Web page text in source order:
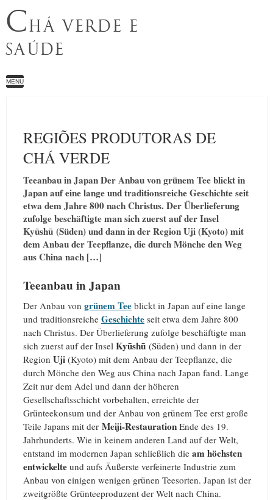
CHÁ VERDE E
SAÚDE
MENU
REGIÕES PRODUTORAS DE
CHÁ VERDE
Teeanbau in Japan Der Anbau von grünem Tee blickt in
Japan auf eine lange und traditionsreiche Geschichte seit
etwa dem Jahre 800 nach Christus. Der Überlieferung
zufolge beschäftigte man sich zuerst auf der Insel
Kyūshū (Süden) und dann in der Region Uji (Kyoto) mit
dem Anbau der Teepflanze, die durch Mönche den Weg
aus China nach […]
Teeanbau in Japan
Der Anbau von grünem Tee blickt in Japan auf eine lange
und traditionsreiche Geschichte seit etwa dem Jahre 800
nach Christus. Der Überlieferung zufolge beschäftigte man
sich zuerst auf der Insel Kyūshū (Süden) und dann in der
Region Uji (Kyoto) mit dem Anbau der Teepflanze, die
durch Mönche den Weg aus China nach Japan fand. Lange
Zeit nur dem Adel und dann der höheren
Gesellschaftsschicht vorbehalten, erreichte der
Grünteekonsum und der Anbau von grünem Tee erst große
Teile Japans mit der Meiji-Restauration Ende des 19.
Jahrhunderts. Wie in keinem anderen Land auf der Welt,
entstand im modernen Japan schließlich die am höchsten
entwickelte und aufs Äußerste verfeinerte Industrie zum
Anbau von einigen wenigen grünen Teesorten. Japan ist der
zweitgrößte Grünteeproduzent der Welt nach China.